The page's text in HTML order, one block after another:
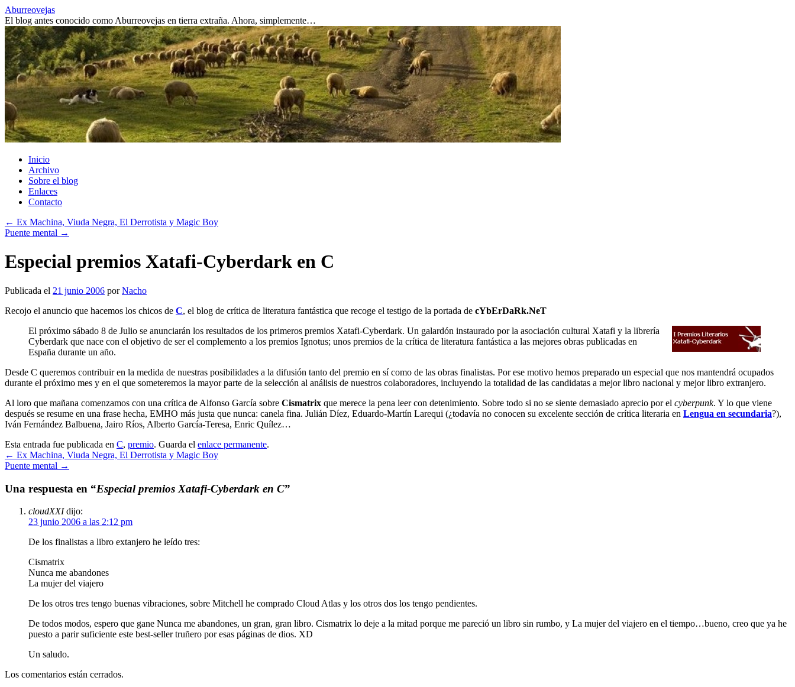
Saltar
al
contenido
Aburreovejas
El blog antes conocido como Aburreovejas en tierra extraña. Ahora, simplemente…
Inicio
Archivo
Sobre el blog
Enlaces
Contacto
← Ex Machina, Viuda Negra, El Derrotista y Magic Boy
Puente mental →
Especial premios Xatafi-Cyberdark en C
Publicada el 21 junio 2006 por Nacho
Recojo el anuncio que hacemos los chicos de C, el blog de crítica de literatura fantástica que recoge el testigo de la portada de cYbErDaRk.NeT
El próximo sábado 8 de Julio se anunciarán los resultados de los primeros premios Xatafi-Cyberdark. Un galardón instaurado por la asociación cultural Xatafi y la librería
Cyberdark que nace con el objetivo de ser el complemento a los premios Ignotus; unos premios de la crítica de literatura fantástica a las mejores obras publicadas en
España durante un año.
Desde C queremos contribuir en la medida de nuestras posibilidades a la difusión tanto del premio en sí como de las obras finalistas. Por ese motivo hemos preparado un especial que nos mantendrá ocupados
durante el próximo mes y en el que someteremos la mayor parte de la selección al análisis de nuestros colaboradores, incluyendo la totalidad de las candidatas a mejor libro nacional y mejor libro extranjero.
Al loro que mañana comenzamos con una crítica de Alfonso García sobre Cismatrix que merece la pena leer con detenimiento. Sobre todo si no se siente demasiado aprecio por el cyberpunk. Y lo que viene
después se resume en una frase hecha, EMHO más justa que nunca: canela fina. Julián Díez, Eduardo-Martín Larequi (¿todavía no conocen su excelente sección de crítica literaria en Lengua en secundaria?),
Iván Fernández Balbuena, Jairo Ríos, Alberto García-Teresa, Enric Quílez…
Esta entrada fue publicada en C, premio. Guarda el enlace permanente.
← Ex Machina, Viuda Negra, El Derrotista y Magic Boy
Puente mental →
Una respuesta en “Especial premios Xatafi-Cyberdark en C”
cloudXXI dijo:
23 junio 2006 a las 2:12 pm
De los finalistas a libro extanjero he leído tres:
Cismatrix
Nunca me abandones
La mujer del viajero
De los otros tres tengo buenas vibraciones, sobre Mitchell he comprado Cloud Atlas y los otros dos los tengo pendientes.
De todos modos, espero que gane Nunca me abandones, un gran, gran libro. Cismatrix lo deje a la mitad porque me pareció un libro sin rumbo, y La mujer del viajero en el tiempo…bueno, creo que ya he
puesto a parir suficiente este best-seller truñero por esas páginas de dios. XD
Un saludo.
Los comentarios están cerrados.